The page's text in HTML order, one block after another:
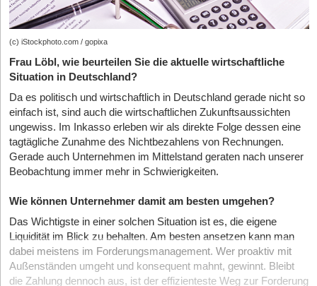
(c) iStockphoto.com / gopixa
Frau Löbl, wie beurteilen Sie die aktuelle wirtschaftliche
Situation in Deutschland?
Da es politisch und wirtschaftlich in Deutschland gerade nicht so
einfach ist, sind auch die wirtschaftlichen Zukunftsaussichten
ungewiss. Im Inkasso erleben wir als direkte Folge dessen eine
tagtägliche Zunahme des Nichtbezahlens von Rechnungen.
Gerade auch Unternehmen im Mittelstand geraten nach unserer
Beobachtung immer mehr in Schwierigkeiten.
Wie können Unternehmer damit am besten umgehen?
Das Wichtigste in einer solchen Situation ist es, die eigene
Liquidität im Blick zu behalten. Am besten ansetzen kann man
dabei meistens im Forderungsmanagement. Wer proaktiv mit
Außenständen umgeht und konsequent mahnt, gewinnt. Bleibt
die Zahlung dennoch aus, ist der effizienteste Weg zur Forderung